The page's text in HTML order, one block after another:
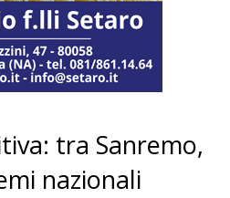
tra Sanremo,
nazionali